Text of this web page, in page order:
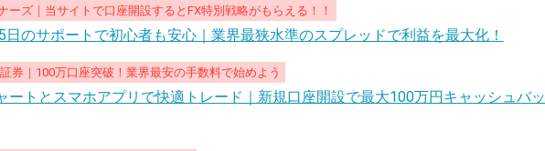
ーズ｜当サイトで口座開設するとFX特別戦略がもらえる！！
日のサポートで初心者も安心｜業界最狭水準のスプレッドで利益を最大化！
券｜100万口座突破！業界最安の手数料で始めよう
ートとスマホアプリで快適トレード｜新規口座開設で最大100万円キャッシュバッ